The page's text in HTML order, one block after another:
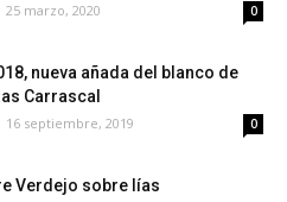
25 marzo, 2020 0
nueva añada del blanco de
Carrascal
16 septiembre, 2019 0
Verdejo sobre lías